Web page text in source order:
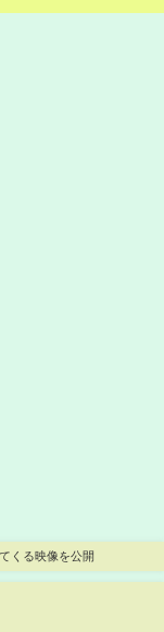
くる映像を公開